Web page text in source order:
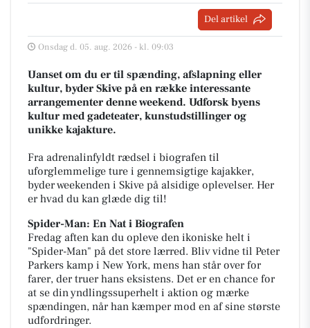
Del artikel
Onsdag d. 05. aug. 2026 - kl. 09:03
Uanset om du er til spænding, afslapning eller
kultur, byder Skive på en række interessante
arrangementer denne weekend. Udforsk byens
kultur med gadeteater, kunstudstillinger og
unikke kajakture.
Fra adrenalinfyldt rædsel i biografen til
uforglemmelige ture i gennemsigtige kajakker,
byder weekenden i Skive på alsidige oplevelser. Her
er hvad du kan glæde dig til!
Spider-Man: En Nat i Biografen
Fredag aften kan du opleve den ikoniske helt i
"Spider-Man" på det store lærred. Bliv vidne til Peter
Parkers kamp i New York, mens han står over for
farer, der truer hans eksistens. Det er en chance for
at se din yndlingssuperhelt i aktion og mærke
spændingen, når han kæmper mod en af sine største
udfordringer.